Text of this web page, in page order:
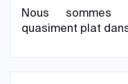
Nous sommes
quasiment plat